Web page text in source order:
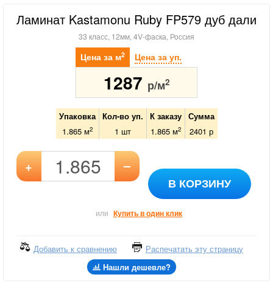
Ламинат Kastamonu Ruby FP579 дуб дали
33 класс, 12мм, 4V-фаска, Россия
Цена за м2 Цена за уп.
1287 р/м2
Упаковка Кол-во уп. К заказу
Сумма
1.865 м2 1 шт 1.865м2 2401 р
+ –
В КОРЗИНУ
или Купить в один клик
Добавить к сравнению
Распечатать эту страницу
Нашли дешевле?